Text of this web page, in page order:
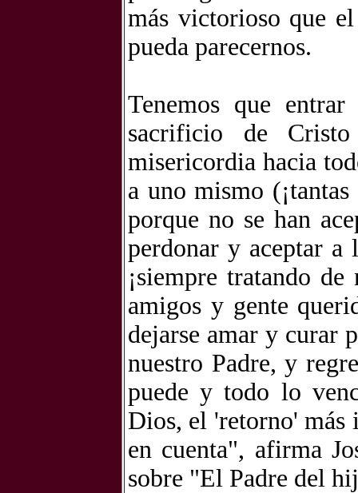
más victorioso que
pueda parecernos.
Tenemos que
sacrificio de
misericordia hacia
a uno mismo
porque no se han
perdonar y aceptar a
¡siempre tratando
amigos y gente
dejarse amar y curar
nuestro Padre, y
puede y todo lo
Dios, el 'retorno' más
en cuenta", afirma
sobre "El Padre del